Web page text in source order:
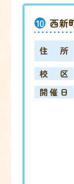
10 西新
住所
校区
開催日